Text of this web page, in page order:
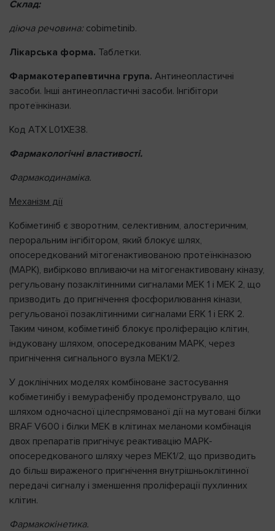
Склад:
діюча речовина: сobimetinib.
Лікарська форма. Таблетки.
Фармакотерапевтична група. Антинеопластичні
засоби. Інші антинеопластичні засоби. Інгібітори
протеїнкінази.
Код АТХ L01XE38.
Фармакологічні властивості.
Фармакодинаміка.
Meханізм дії
Кобіметиніб є зворотним, селективним, алостеричним,
пероральним інгібітором, який блокує шлях,
опосередкований мітогенактивованою протеїнкіназою
(MAPK), вибірково впливаючи на мітогенактивовану кіназу,
регульовану позаклітинними сигналами MEK 1 і MEK 2, що
призводить до пригнічення фосфорилювання кінази,
регульованої позаклітинними сигналами ERK 1 і ERK 2.
Таким чином, кобіметиніб блокує проліферацію клітин,
індуковану шляхом, опосередкованим MAPK, через
пригнічення сигнального вузла MEK1/2.
У доклінічних моделях комбіноване застосування
кобіметинібу і вемурафенібу продемонструвало, що
шляхом одночасної цілеспрямованої дії на мутовані білки
BRAF V600 і білки MEK в клітинах меланоми комбінація
двох препаратів пригнічує реактивацію MAPK-
опосередкованого шляху через MEK1/2, що призводить
до більш вираженого пригнічення внутрішньоклітинної
передачі сигналу і зменшення проліферації пухлинних
клітин.
Фармакокінетика.